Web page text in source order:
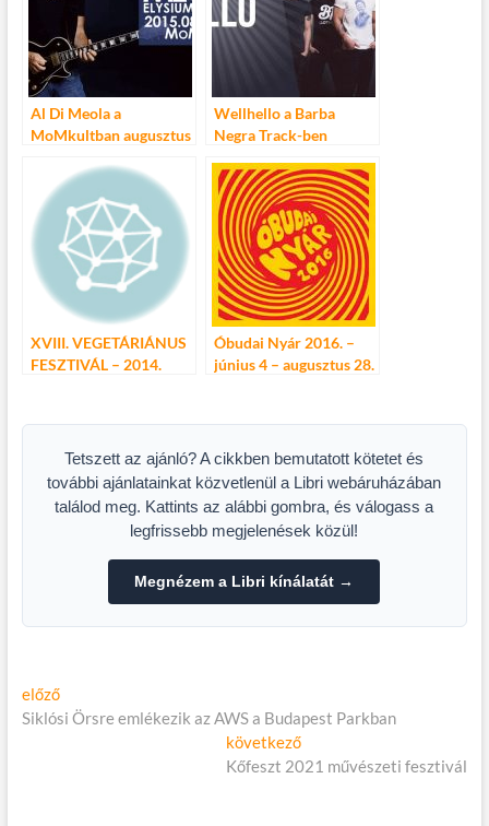
Al Di Meola a
MoMkultban augusztus
Wellhello a Barba
Negra Track-ben
XVIII. VEGETÁRIÁNUS
FESZTIVÁL – 2014.
Óbudai Nyár 2016. –
június 4 – augusztus 28.
Tetszett az ajánló? A cikkben bemutatott kötetet és
további ajánlatainkat közvetlenül a Libri webáruházában
találod meg. Kattints az alábbi gombra, és válogass a
legfrissebb megjelenések közül!
Megnézem a Libri kínálatát →
Bejegyzés
navigáció
előzőElőző
cikk:
Siklósi Örsre emlékezik az AWS a Budapest Parkban
következőKövetkező
cikk:
Kőfeszt 2021 művészeti fesztivál